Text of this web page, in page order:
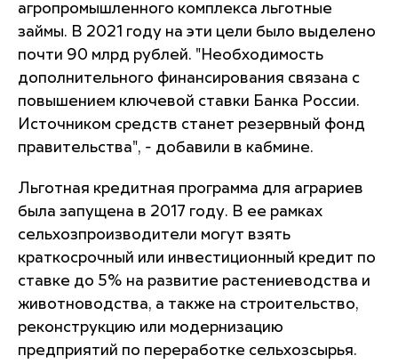
агропромышленного комплекса льготные
займы. В 2021 году на эти цели было выделено
почти 90 млрд рублей. "Необходимость
дополнительного финансирования связана с
повышением ключевой ставки Банка России.
Источником средств станет резервный фонд
правительства", - добавили в кабмине.
Льготная кредитная программа для аграриев
была запущена в 2017 году. В ее рамках
сельхозпроизводители могут взять
краткосрочный или инвестиционный кредит по
ставке до 5% на развитие растениеводства и
животноводства, а также на строительство,
реконструкцию или модернизацию
предприятий по переработке сельхозсырья.